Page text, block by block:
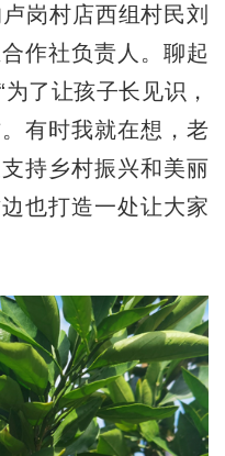
村店西组村民刘
作社负责人。聊起
了让孩子长见识，
有时我就在想，老
持乡村振兴和美丽
也打造一处让大家